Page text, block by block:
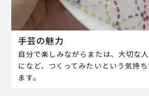
手芸の魅力
自分で楽しみながらまたは、大切な
になど、つくってみたいという気持
ます。